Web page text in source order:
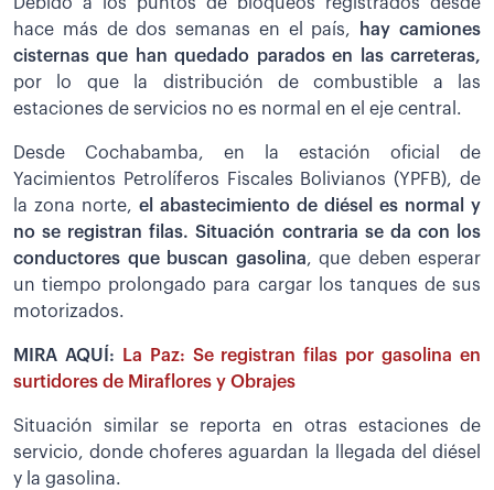
hace más de dos semanas en el país,
hay camiones
cisternas que han quedado parados en las carreteras,
por lo que la distribución de combustible a las
estaciones de servicios no es normal en el eje central.
Desde Cochabamba, en la estación oficial de
Yacimientos Petrolíferos Fiscales Bolivianos (YPFB), de
la zona norte, el abastecimiento de diésel es normal y
no se registran filas. Situación contraria se da con los
conductores que buscan gasolina, que deben esperar
un tiempo prolongado para cargar los tanques de sus
motorizados.
MIRA AQUÍ:
La Paz: Se registran filas por gasolina en
surtidores de Miraflores y Obrajes
Situación similar se reporta en otras estaciones de
servicio, donde choferes aguardan la llegada del diésel
y la gasolina.